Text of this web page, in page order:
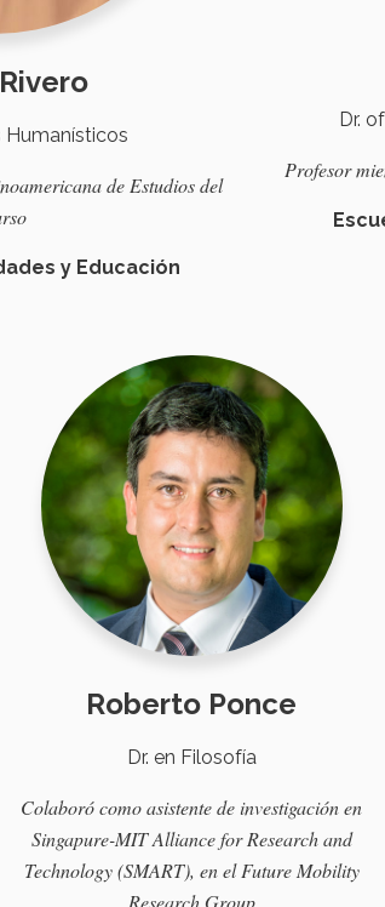
Humanísticos
de Estudiosdel
y Educación
Dr.
Profesor
Roberto Ponce
Dr. en Filosofía
Colaborócomo asistentede investigación en
Singapure-MIT Alliance for Research and
Technology (SMART), enel Future Mobility